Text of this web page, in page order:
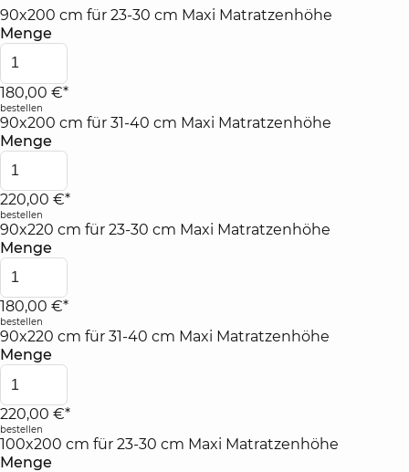
90x200 cm für 23-30 cm Maxi Matratzenhöhe
Menge
180,00 €*
bestellen
90x200 cm für 31-40 cm Maxi Matratzenhöhe
Menge
220,00 €*
bestellen
90x220 cm für 23-30 cm Maxi Matratzenhöhe
Menge
180,00 €*
bestellen
90x220 cm für 31-40 cm Maxi Matratzenhöhe
Menge
220,00 €*
bestellen
100x200 cm für 23-30 cm Maxi Matratzenhöhe
Menge